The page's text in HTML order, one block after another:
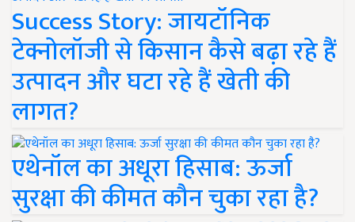
Success Story: जायटॉनिक
टेक्नोलॉजी से किसान कैसे बढ़ा रहे हैं
उत्पादन और घटा रहे हैं खेती की
लागत?
एथेनॉल का अधूरा हिसाब: ऊर्जा
सुरक्षा की कीमत कौन चुका रहा है?